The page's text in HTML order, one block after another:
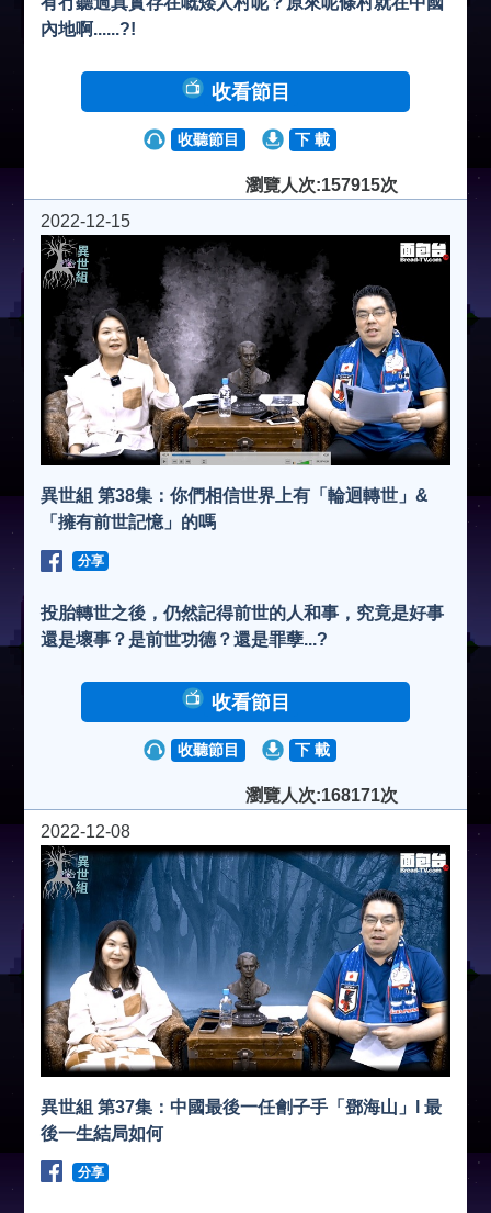
內地啊......?!
收看節目
收聽節目 下 載
瀏覽人次:157915次
2022-12-15
異世組 第38集：你們相信世界上有「輪迴轉世」&
「擁有前世記憶」的嗎
分享
投胎轉世之後，仍然記得前世的人和事，究竟是好事
還是壞事？是前世功德？還是罪孽...?
收看節目
收聽節目 下 載
瀏覽人次:168171次
2022-12-08
異世組 第37集：中國最後一任劊子手「鄧海山」l 最
後一生結局如何
分享